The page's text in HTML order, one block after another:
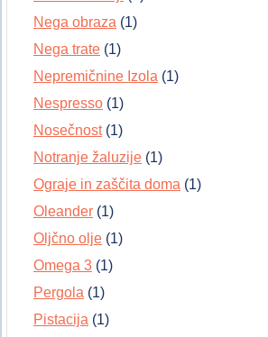
Nega obraza (1)
Nega trate (1)
Nepremičnine Izola (1)
Nespresso (1)
Nosečnost(1)
Notranje žaluzije (1)
Ograje in zaščita doma (1)
Oleander (1)
Oljčno olje (1)
Omega 3 (1)
Pergola (1)
Pistacija (1)